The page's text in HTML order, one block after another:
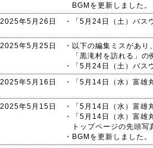
BGMを更新しました。
2025年5月26日
・「5月24日（土）バ
2025年5月25日
・以下の編集ミスがあ
「黒滝村を訪れる」の
・「5月24日（土）バ
2025年5月16日
・「5月14日（水）富雄
2025年5月15日
・「5月14日（水）富雄
・「5月14日（水）富雄
トップページの先頭写
・BGMを更新しました。